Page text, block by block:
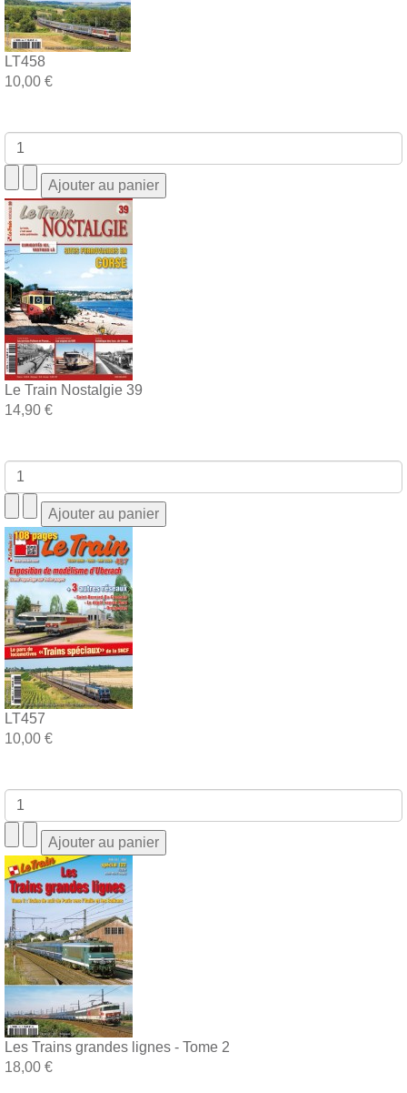
LT458
10,00 €
Le Train Nostalgie 39
14,90 €
LT457
10,00 €
Les Trains grandes lignes - Tome 2
18,00 €